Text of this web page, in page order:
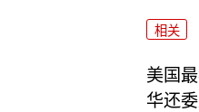
相关
美国
华还委